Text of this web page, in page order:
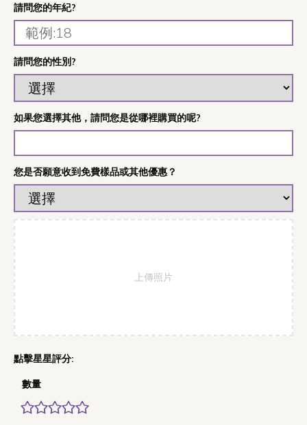
請問您的年紀?
請問您的性別?
如果您選擇其他，請問您是從哪裡購買的呢?
您是否願意收到免費樣品或其他優惠？
上傳照片
數量